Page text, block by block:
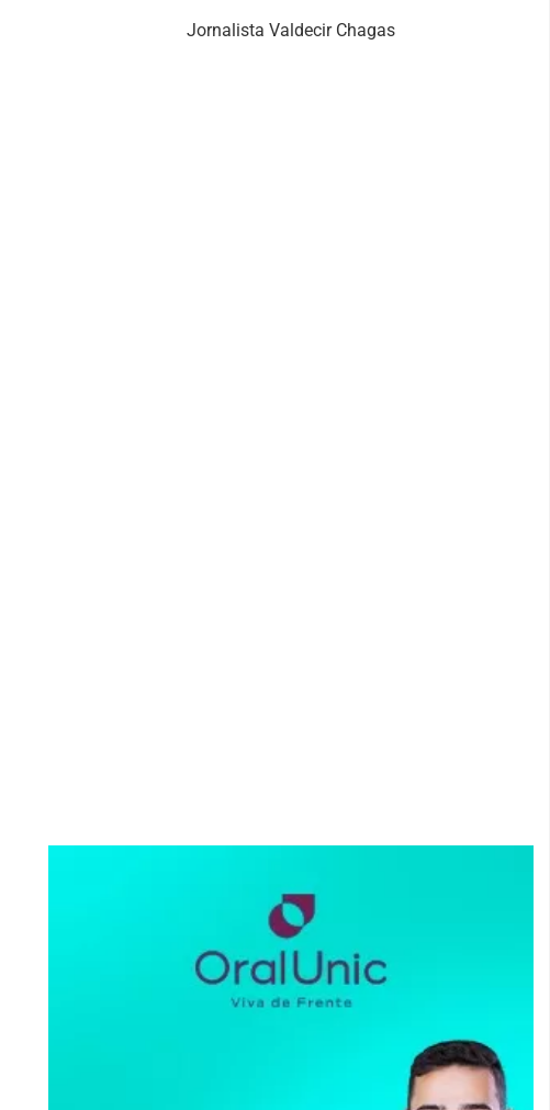
Jornalista Valdecir Chagas